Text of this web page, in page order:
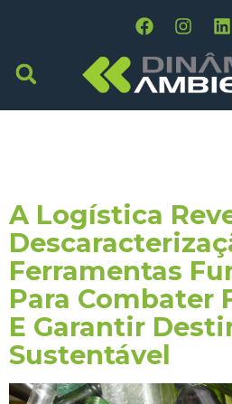
A Logística
Ferramentas
Para Combater
E Garantir
Sustentável